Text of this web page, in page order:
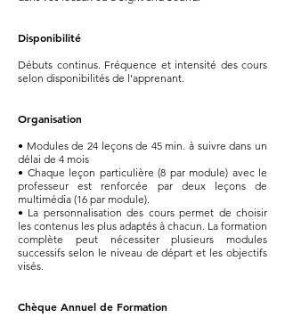
Disponibilité
Débuts continus. Fréquence et intensité des cours
selon disponibilités de l’apprenant.
Organisation
• Modules de 24 leçons de 45 min. à suivre dans un
délai de 4 mois
• Chaque leçon particulière (8 par module) avec le
professeur est renforcée par deux leçons de
multimédia (16 par module).
• La personnalisation des cours permet de choisir
les contenus les plus adaptés à chacun. La formation
complète peut nécessiter plusieurs modules
successifs selon le niveau de départ et les objectifs
visés.
Chèque Annuel de Formation